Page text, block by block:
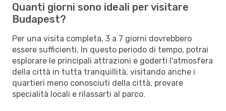
Quanti giorni sono ideali per visitare
Budapest?
Per una visita completa, 3 a 7 giorni dovrebbero
essere sufficienti. In questo periodo di tempo, potrai
esplorare le principali attrazioni e goderti l'atmosfera
della città in tutta tranquillità, visitando anche i
quartieri meno conosciuti della città, provare
specialità locali e rilassarti al parco.